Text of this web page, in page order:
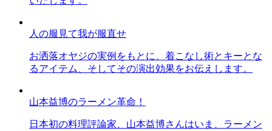
人の服見て我が服直せ
お洒落オヤジの実例をもとに、着こなし術とキーとな
るアイテム、そしてその演出効果をお伝えします。
山本益博のラーメン革命！
日本初の料理評論家、山本益博さんはいま、ラーメン